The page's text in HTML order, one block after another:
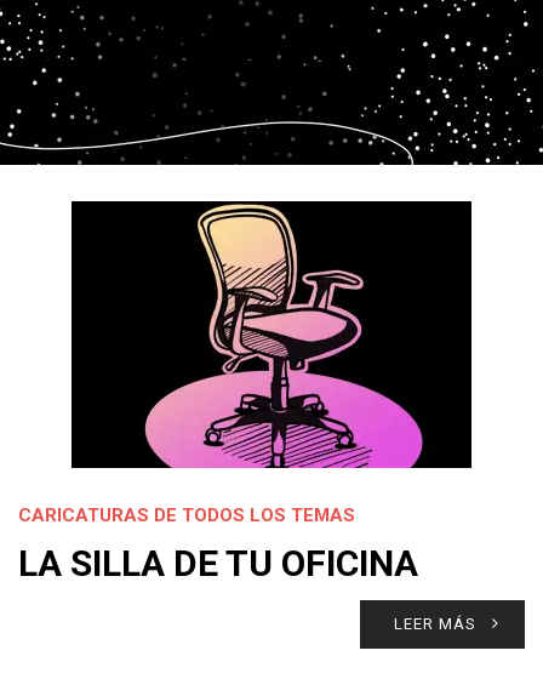
CARICATURAS DE TODOS LOS TEMAS
LA SILLA DE TU OFICINA
LEER MÁS